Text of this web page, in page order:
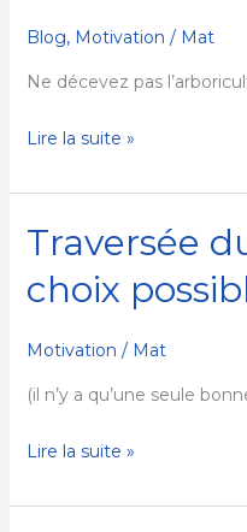
Blog, Motivation / Mat
Ne décevez pas
principe
simple
pourtant
95%
chrétiens…
Lire la suite »
Traversée
choix
Motivation / Mat
(il n’y a qu’une seule
Traversée
désert
2
choix
et
Lire la suite »